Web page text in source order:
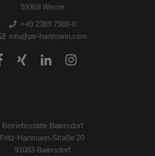
59368 Werne
+49 2389 7988-0
info@ptr-hartmann.com
Betriebsstätte Baiersdorf
Fritz-Hartmann-Straße 20
91083 Baiersdorf